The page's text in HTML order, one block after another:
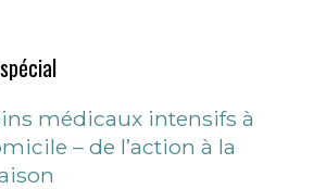
médicaux intensifs à
– de l’action à la